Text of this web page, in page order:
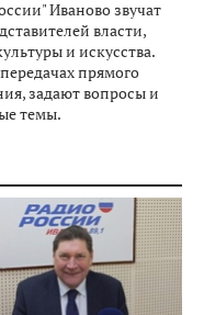
Иваново звучат
власти,
и искусства.
прямого
задают вопросы и
темы.